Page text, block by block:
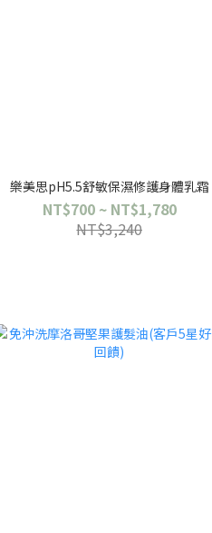
樂美思pH5.5舒敏保濕修護身體乳霜
NT$700 ~ NT$1,780
NT$3,240